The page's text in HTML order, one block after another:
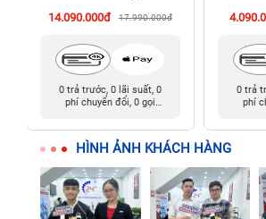
14.090.000đ
17.990.000đ
0 trả trước, 0 lãi suất, 0
phí chuyển đổi, 0 gọi
0 trả
phí
HÌNH ẢNH KHÁCH HÀNG